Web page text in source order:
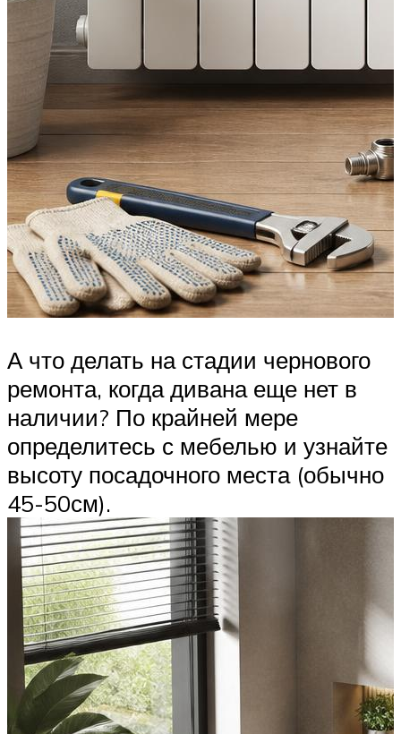
А что делать на стадии чернового
ремонта, когда дивана еще нет в
наличии? По крайней мере
определитесь с мебелью и узнайте
высоту посадочного места (обычно
45-50см).